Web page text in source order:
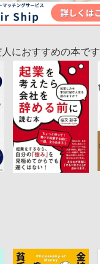
におすすめの本です